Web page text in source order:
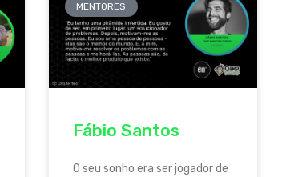
MENTORES
Fábio Santos
O seu sonho era ser jogador de